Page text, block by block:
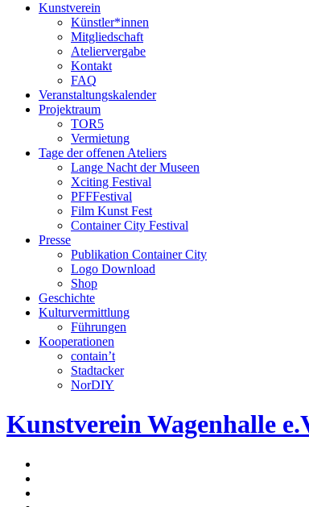
Kunstverein
Künstler*innen
Mitgliedschaft
Ateliervergabe
Kontakt
FAQ
Veranstaltungskalender
Projektraum
TOR5
Vermietung
Tage der offenen Ateliers
Lange Nacht der Museen
Xciting Festival
PFFFestival
Film Kunst Fest
Container City Festival
Presse
Publikation Container City
Logo Download
Shop
Geschichte
Kulturvermittlung
Führungen
Kooperationen
contain’t
Stadtacker
NorDIY
Kunstverein Wagenhalle